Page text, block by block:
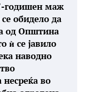
годишен маж
обидело да
од Општина
ѝ се јавило
наводно
несреќа во